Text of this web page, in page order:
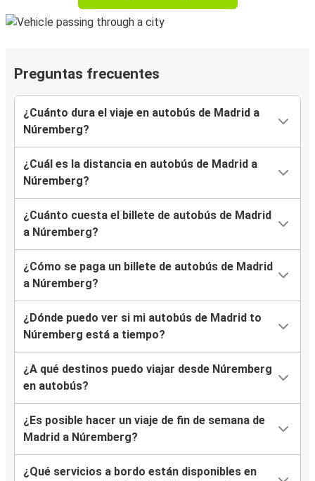
Preguntas frecuentes
¿Cuánto dura el viaje en autobús de Madrid a
Núremberg?
¿Cuál es la distancia en autobús de Madrid a
Núremberg?
¿Cuánto cuesta el billete de autobús de Madrid
a Núremberg?
¿Cómo se paga un billete de autobús de Madrid
a Núremberg?
¿Dónde puedo ver si mi autobús de Madrid to
Núremberg está a tiempo?
¿A qué destinos puedo viajar desde Núremberg
en autobús?
¿Es posible hacer un viaje de fin de semana de
Madrid a Núremberg?
¿Qué servicios a bordo están disponibles en